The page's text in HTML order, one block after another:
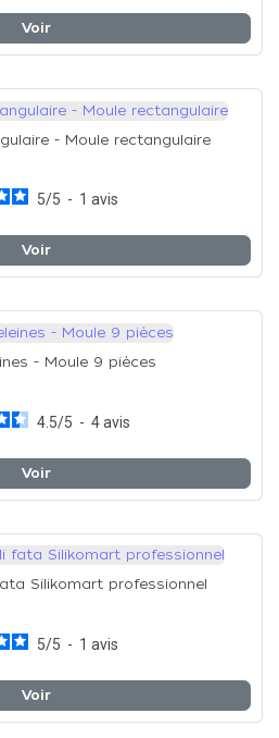
Voir
- Moule rectangulaire
5/5 - 1 avis
Voir
- Moule 9 pièces
4.5/5 - 4avis
Voir
Silikomart professionnel
5/5 - 1 avis
Voir